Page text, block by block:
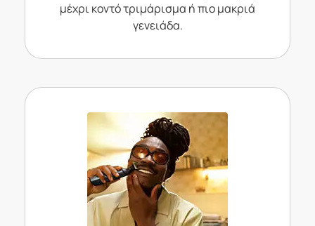
μέχρι κοντό τριμάρισμα ή πιο μακριά
γενειάδα.